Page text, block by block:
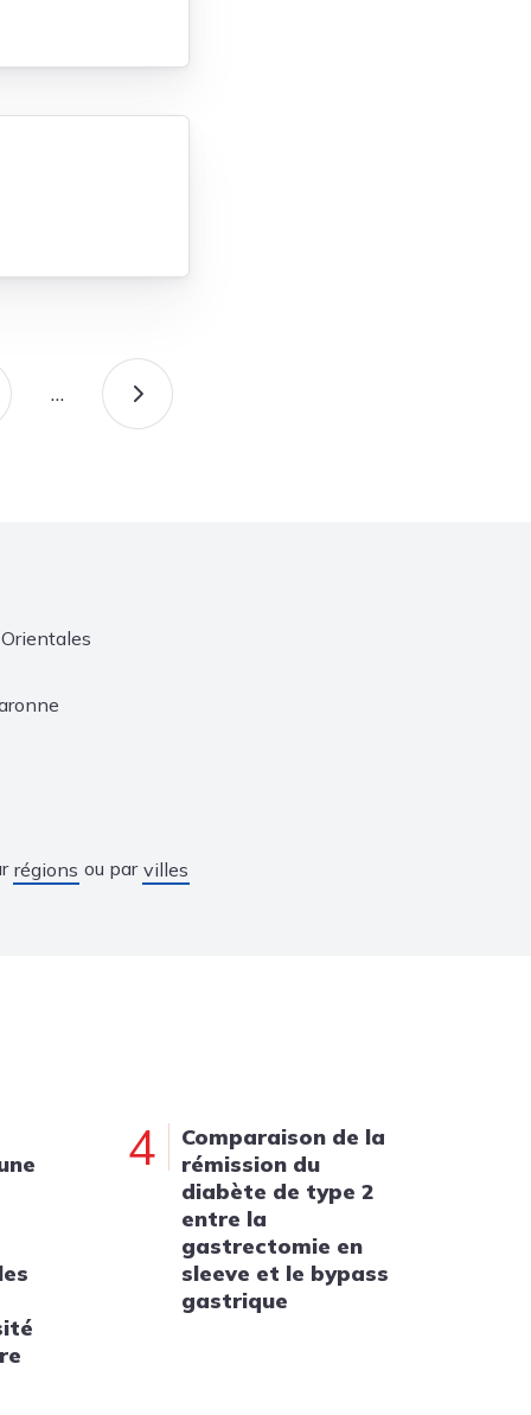
… PAGE SUIVANTE
régions ou par villes
4
Comparaison de la
rémission du
diabète de type 2
entre la
gastrectomie en
sleeve et le bypass
gastrique